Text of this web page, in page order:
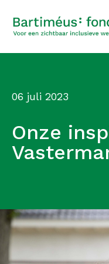
Onze
06 juli 2023